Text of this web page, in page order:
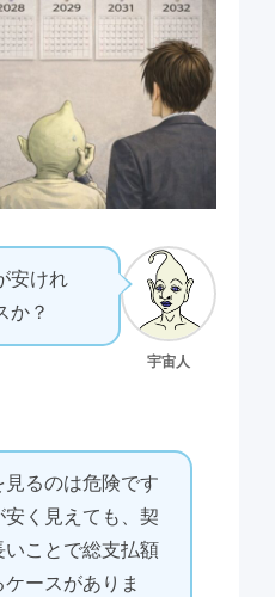
宇宙人
安けれ
か？
見るのは危険です
安く見えても、契
いことで総支払額
ースがありま